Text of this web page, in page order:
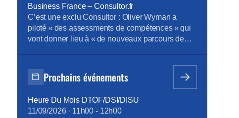
Rencontres de l’Hémicycle : « Géopolitique du
numérique : se réarmer dans les nouveaux
rapports de forces », l’École de Guerre […]
Business France – Consultor.fr
C’est une exclu Consultor : Oliver Wyman a
piloté « des assessments de compétences » qui
vont donner lieu à « de nouveaux parcours de
mission étant beaucoup plus larges selon des
sources internes. L’information relative au
compétences par Oliver Wyman, est […]
Prochains événements
Heure Du Mois DTOF/DSI/DISU
11/09/2026· 11h00 - 12h00